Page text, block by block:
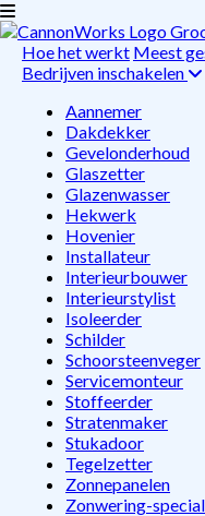
Hoe het werkt Meest
Bedrijven inschakelen
Aannemer
Dakdekker
Gevelonderhoud
Glaszetter
Glazenwasser
Hekwerk
Hovenier
Installateur
Interieurbouwer
Interieurstylist
Isoleerder
Schilder
Schoorsteenveger
Servicemonteur
Stoffeerder
Stratenmaker
Stukadoor
Tegelzetter
Zonnepanelen
Zonwering-